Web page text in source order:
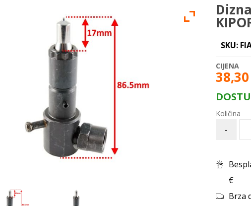
SKU:
38,30
-
€
Brza